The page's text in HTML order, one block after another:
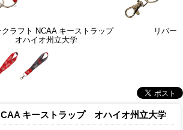
クラフト NCAA キーストラップ
オハイオ州立大学
リバー
キーストラップ オハイオ州立大学